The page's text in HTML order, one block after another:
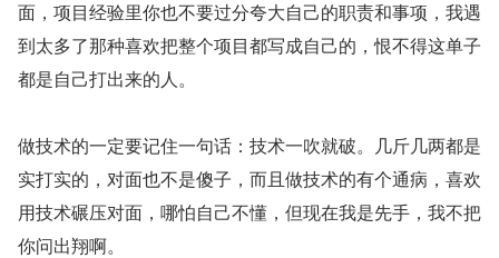
面，项目经验里你也不要过分夸大自己的职责和事项，我遇
到太多了那种喜欢把整个项目都写成自己的，恨不得这单子
都是自己打出来的人。
做技术的一定要记住一句话：技术一吹就破。几斤几两都是
实打实的，对面也不是傻子，而且做技术的有个通病，喜欢
用技术碾压对面，哪怕自己不懂，但现在我是先手，我不把
你问出翔啊。